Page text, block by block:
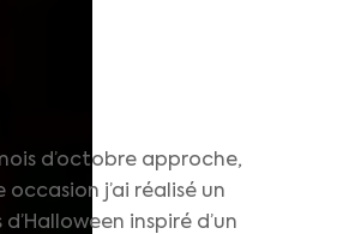
d’octobre approche,
j’ai réalisé un
inspiré d’un